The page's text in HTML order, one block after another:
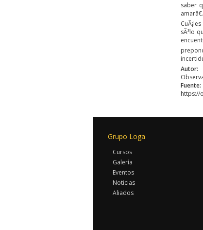
saber
amarâ€.
sÃ³lo
Autor:
Fuente:
https://
Grupo Loga
Cursos
Galería
Eventos
Noticias
Aliados